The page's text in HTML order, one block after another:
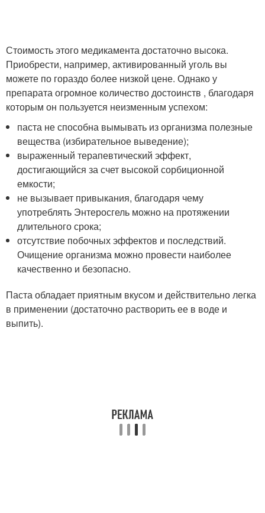
Стоимость этого медикамента достаточно высока.
Приобрести, например, активированный уголь вы
можете по гораздо более низкой цене. Однако у
препарата огромное количество достоинств , благодаря
которым он пользуется неизменным успехом:
паста не способна вымывать из организма полезные
вещества (избирательное выведение);
выраженный терапевтический эффект,
достигающийся за счет высокой сорбиционной
емкости;
не вызывает привыкания, благодаря чему
употреблять Энтеросгель можно на протяжении
длительного срока;
отсутствие побочных эффектов и последствий.
Очищение организма можно провести наиболее
качественно и безопасно.
Паста обладает приятным вкусом и действительно легка
в применении (достаточно растворить ее в воде и
выпить).